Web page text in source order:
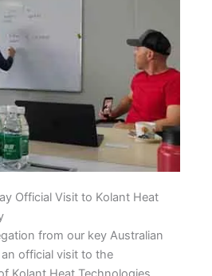
Official Visit to Kolant Heat
from our key Australian
official visit to the